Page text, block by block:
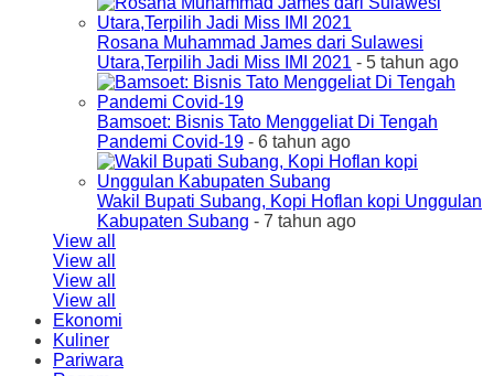
Rosana Muhammad James dari Sulawesi
Utara,Terpilih Jadi Miss IMI 2021 - 5 tahun ago
Bamsoet: Bisnis Tato Menggeliat Di Tengah
Pandemi Covid-19 - 6 tahun ago
Wakil Bupati Subang, Kopi Hoflan kopi Unggulan
Kabupaten Subang - 7 tahun ago
View all
View all
View all
View all
Ekonomi
Kuliner
Pariwara